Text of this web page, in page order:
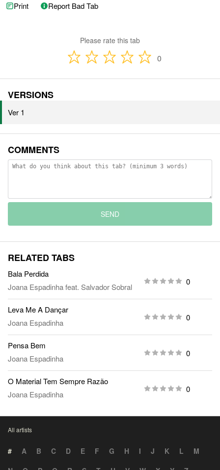
Print Report Bad Tab
Please rate this tab
0
VERSIONS
Ver 1
COMMENTS
SEND
RELATED TABS
Bala Perdida
Joana Espadinhafeat. Salvador Sobral
0
Leva Me A Dançar
Joana Espadinha
0
Pensa Bem
Joana Espadinha
0
O Material Tem Sempre Razão
Joana Espadinha
0
All artists
# A B C D E F G H I J K L
M